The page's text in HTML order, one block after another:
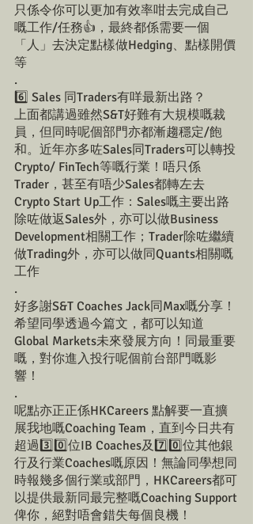
只係令你可以更加有效率咁去完成自己
嘅工作/任務👍，最終都係需要一個
「人」去決定點樣做Hedging、點樣開價
等
.
6️⃣ Sales 同Traders有咩最新出路？
上面都講過雖然S&T好難有大規模嘅裁
員，但同時呢個部門亦都漸趨穩定/飽
和。近年亦多咗Sales同Traders可以轉投
Crypto/ FinTech等嘅行業！唔只係
Trader，甚至有唔少Sales都轉左去
Crypto Start Up工作：Sales嘅主要出路
除咗做返Sales外，亦可以做Business
Development相關工作；Trader除咗繼續
做Trading外，亦可以做同Quants相關嘅
工作
.
好多謝S&T Coaches Jack同Max嘅分享！
希望同學透過今篇文，都可以知道
Global Markets未來發展方向！同最重要
嘅，對你進入投行呢個前台部門嘅影
響！
.
呢點亦正正係HKCareers 點解要一直擴
展我地嘅Coaching Team，直到今日共有
超過3️⃣0️⃣位IB Coaches及7️⃣0️⃣位其他銀
行及行業Coaches嘅原因！無論同學想同
時報幾多個行業或部門，HKCareers都可
以提供最新同最完整嘅Coaching Support
俾你，絕對唔會錯失每個良機！